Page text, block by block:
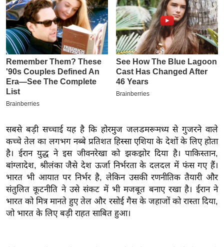
इ
म
ई
-
पे
प
र
मि
ल
बे
मि
सा
ल
श
सबसे बड़ी सच्चाई यह है कि होरमुज जलडमरूमध्य से गुजरने वाले
कच्चे तेल का लगभग नब्बे प्रतिशत हिस्सा एशिया के देशों के लिए होता
है। ईरान युद्ध ने इस जीवनरेखा को झकझोर दिया है। पाकिस्तान,
बांग्लादेश, श्रीलंका जैसे देश ऊर्जा निर्भरता के दलदल में फंस गए हैं।
भारत भी आयात पर निर्भर है, लेकिन उसकी रणनीतिक तैयारी और
संतुलित कूटनीति ने उसे संकट में भी मजबूत बनाए रखा है। ईरान ने
भारत को मित्र मानते हुए तेल और रसोई गैस के जहाजों को रास्ता दिया,
जो भारत के लिए बड़ी राहत साबित हुआ।